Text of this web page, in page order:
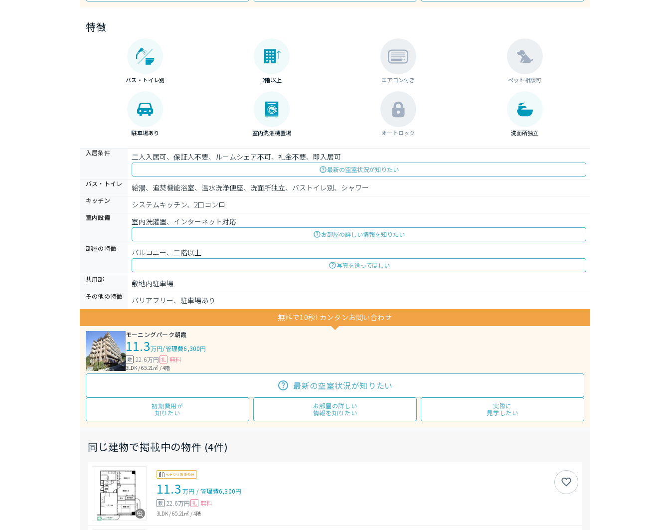
特徴
バス・トイレ別 2階以上 エアコン付き ペット相談可
駐車場あり 室内洗濯機置場 オートロック 洗面所独立
入居条件 二人入居可、保証人不要、ルームシェア不可、礼金不要、即入居可
最新の空室状況が知りたい
バス・トイレ
給湯、追焚機能浴室、温水洗浄便座、洗面所独立、バストイレ別、シャワー
キッチン システムキッチン、2口コンロ
室内設備 室内洗濯置、インターネット対応
お部屋の詳しい情報を知りたい
部屋の特徴
バルコニー、二階以上
写真を送ってほしい
共用部
敷地内駐車場
その他の特徴
バリアフリー、駐車場あり
無料で10秒! カンタンお問い合わせ
モーニングパーク朝霞
11.3万円/管理費6,300円
敷 22.6万円 礼 無料
3LDK / 65.21㎡ / 4階
最新の空室状況が知りたい
初期費用が
知りたい
お部屋の詳しい
情報を知りたい
実際に
見学したい
同じ建物で掲載中の物件 (4件)
11.3 万円 /管理費6,300円
敷 22.6万円 礼 無料
3LDK/65.21㎡ /4階